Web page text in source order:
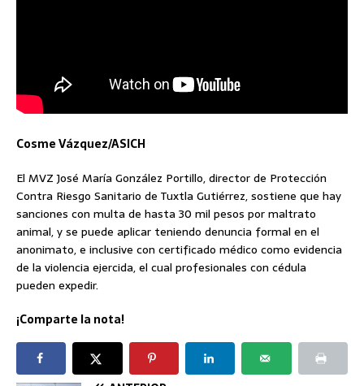
Cosme Vázquez/ASICH
El MVZ José María González Portillo, director de Protección
Contra Riesgo Sanitario de Tuxtla Gutiérrez, sostiene que hay
sanciones con multa de hasta 30 mil pesos por maltrato
animal, y se puede aplicar teniendo denuncia formal en el
anonimato, e inclusive con certificado médico como evidencia
de la violencia ejercida, el cual profesionales con cédula
pueden expedir.
¡Comparte la nota!